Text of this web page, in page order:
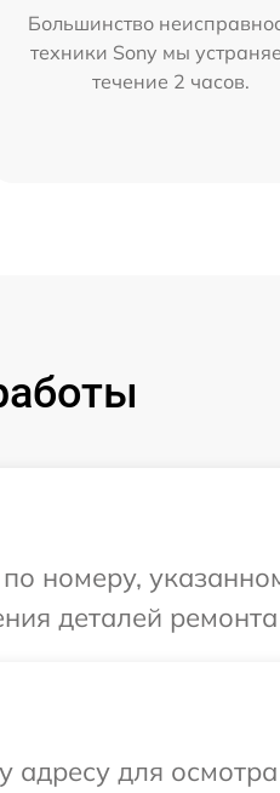
Большинство
техники Sony мы
течение 2 часов.
номеру,
деталей
для